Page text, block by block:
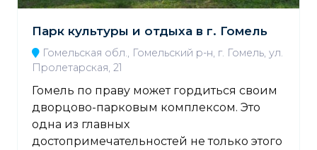
Парк культуры и отдыха в г. Гомель
Гомельская обл., Гомельский р-н, г. Гомель, ул.
Пролетарская, 21
Гомель по праву может гордиться своим
дворцово-парковым комплексом. Это
одна из главных
достопримечательностей не только этого